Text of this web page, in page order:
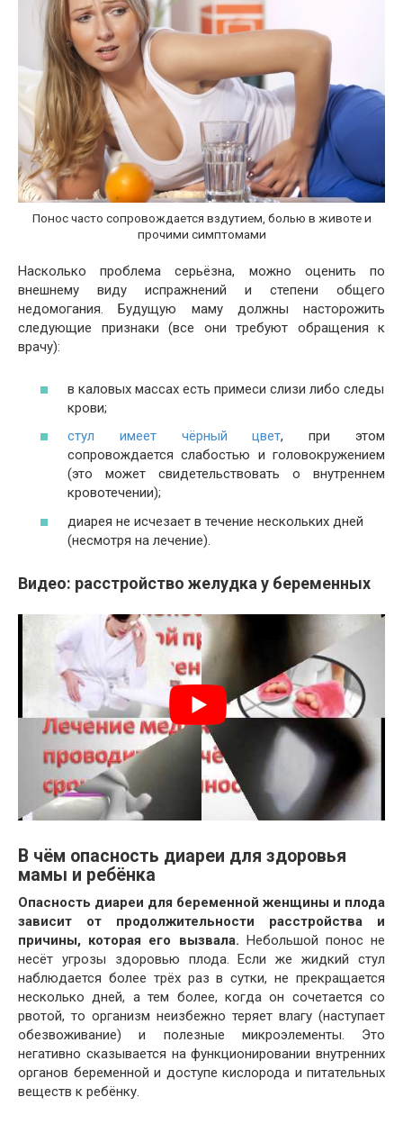
Понос часто сопровождается вздутием, болью в животе и
прочими симптомами
Насколько проблема серьёзна, можно оценить по
внешнему виду испражнений и степени общего
недомогания. Будущую маму должны насторожить
следующие признаки (все они требуют обращения к
врачу):
в каловых массах есть примеси слизи либо следы
крови;
стул имеет чёрный цвет, при этом
сопровождается слабостью и головокружением
(это может свидетельствовать о внутреннем
кровотечении);
диарея не исчезает в течение нескольких дней
(несмотря на лечение).
Видео: расстройство желудка у беременных
В чём опасность диареи для здоровья
мамы и ребёнка
Опасность диареи для беременной женщины и плода
зависит от продолжительности расстройства и
причины, которая его вызвала. Небольшой понос не
несёт угрозы здоровью плода. Если же жидкий стул
наблюдается более трёх раз в сутки, не прекращается
несколько дней, а тем более, когда он сочетается со
рвотой, то организм неизбежно теряет влагу (наступает
обезвоживание) и полезные микроэлементы. Это
негативно сказывается на функционировании внутренних
органов беременной и доступе кислорода и питательных
веществ к ребёнку.